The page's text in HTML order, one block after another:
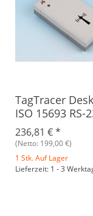
TagTracer
ISO 15693 RS-
236,81 €*
(Netto: 199,00 €)
1 Stk. Auf Lager
Lieferzeit: 1 - 3